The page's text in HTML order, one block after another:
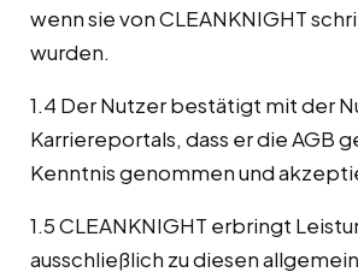
wenn sie von CLEANKNIGHT
wurden.
1.4 Der Nutzer bestätigt mit der
Karriereportals, dass er die AGB
Kenntnis genommen und
1.5 CLEANKNIGHT erbringt
ausschließlich zu diesen